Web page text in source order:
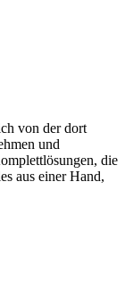
von der dort
und
die
aus einer Hand,